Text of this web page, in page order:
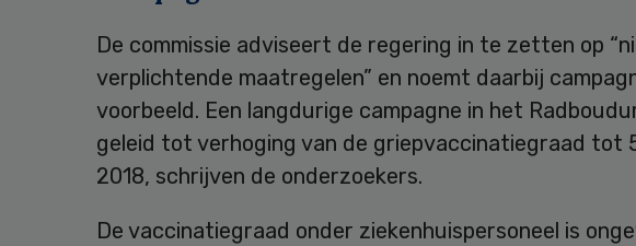
De commissie adviseert de regering in te zetten op
verplichtende maatregelen” en noemt daarbij
voorbeeld. Een langdurige campagne in het
geleid tot verhoging van de griepvaccinatiegraad tot
2018, schrijven de onderzoekers.
De vaccinatiegraad onder ziekenhuispersoneel is